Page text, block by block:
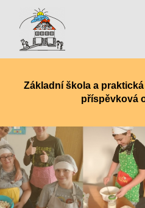
Základní škola a
příspěvková